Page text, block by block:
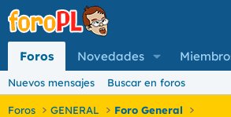
Foros Novedades
Nuevos mensajes Buscar en foros
Foros GENERAL Foro General